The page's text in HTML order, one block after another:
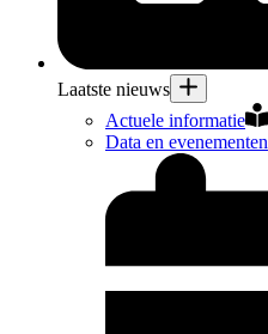
Laatste nieuws
Actuele informatie
Data en evenementen